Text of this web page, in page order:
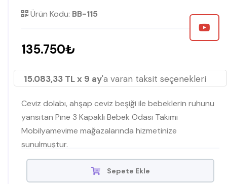
Ürün Kodu: BB-115
135.750₺
15.083,33 TL x 9 ay'a varan taksit seçenekleri
Ceviz dolabı, ahşap ceviz beşiği ile bebeklerin ruhunu
yansıtan Pine 3 Kapaklı Bebek Odası Takımı
Mobilyamevime mağazalarında hizmetinize
sunulmuştur.
Sepete Ekle